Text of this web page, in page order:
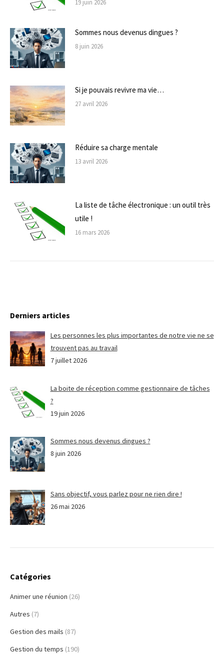
19 juin 2026
Sommes nous devenus dingues ?
8 juin 2026
Si je pouvais revivre ma vie…
27 avril 2026
Réduire sa charge mentale
13 avril 2026
La liste de tâche électronique : un outil très
utile !
16 mars 2026
Derniers articles
Les personnes les plus importantes de notre vie ne se
trouvent pas au travail
7 juillet 2026
La boite de réception comme gestionnaire de tâches
?
19 juin 2026
Sommes nous devenus dingues ?
8 juin 2026
Sans objectif, vous parlez pour ne rien dire !
26 mai 2026
Catégories
Animer une réunion (26)
Autres (7)
Gestion des mails (87)
Gestion du temps (190)